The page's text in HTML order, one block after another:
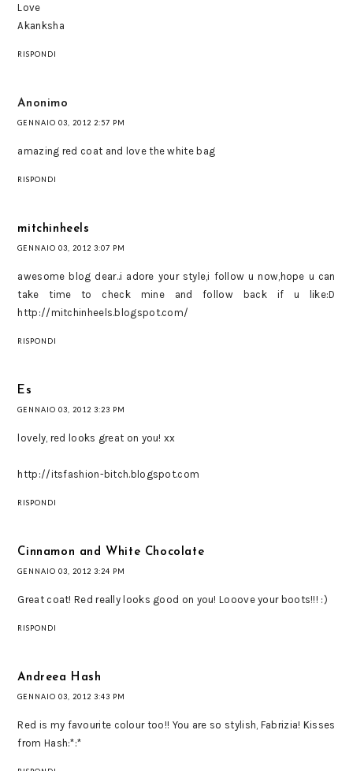
Love
Akanksha
RISPONDI
Anonimo
GENNAIO 03, 2012 2:57 PM
amazing red coat and love the white bag
RISPONDI
mitchinheels
GENNAIO 03, 2012 3:07 PM
awesome blog dear..i adore your style,i follow u now,hope u can
take time to check mine and follow back if u like:D
http://mitchinheels.blogspot.com/
RISPONDI
Es
GENNAIO 03, 2012 3:23 PM
lovely, red looks great on you! xx
http://itsfashion-bitch.blogspot.com
RISPONDI
Cinnamon and White Chocolate
GENNAIO 03, 2012 3:24 PM
Great coat! Red really looks good on you! Looove your boots!!! :)
RISPONDI
Andreea Hash
GENNAIO 03, 2012 3:43 PM
Red is my favourite colour too!! You are so stylish, Fabrizia! Kisses
from Hash:*:*